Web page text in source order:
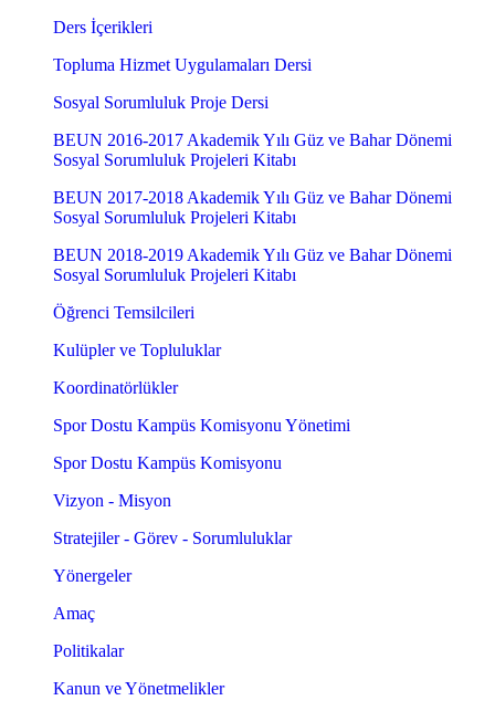
Ders İçerikleri
Topluma Hizmet Uygulamaları Dersi
Sosyal Sorumluluk Proje Dersi
BEUN 2016-2017 Akademik Yılı Güz ve Bahar Dönemi
Sosyal Sorumluluk Projeleri Kitabı
BEUN 2017-2018 Akademik Yılı Güz ve Bahar Dönemi
Sosyal Sorumluluk Projeleri Kitabı
BEUN 2018-2019 Akademik Yılı Güz ve Bahar Dönemi
Sosyal Sorumluluk Projeleri Kitabı
Öğrenci Temsilcileri
Kulüpler ve Topluluklar
Koordinatörlükler
Spor Dostu Kampüs Komisyonu Yönetimi
Spor Dostu Kampüs Komisyonu
Vizyon - Misyon
Stratejiler - Görev - Sorumluluklar
Yönergeler
Amaç
Politikalar
Kanun ve Yönetmelikler